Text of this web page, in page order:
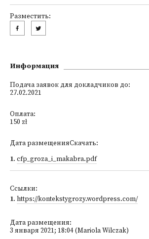
Разместить:
Информация
Подача заявок для докладчиков до:
27.02.2021
Оплата:
150 zł
Дата размещенияСкачать:
1. cfp_groza_i_makabra.pdf
Ссылки:
1. https://kontekstygrozy.wordpress.com/
Дата размещения:
3 января 2021; 18:04 (Mariola Wilczak)